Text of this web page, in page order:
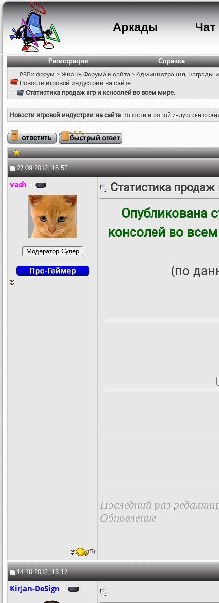
Аркады Чат
Регистрация Справка
PSPx форум >Жизнь Форума и сайта>Администрация, награды
Новости игровой индустрии на сайте
Статистика продаж игр и консолей во всем мире.
Новости игровой индустрии на сайтеНовости игровой индустрии с
22.09.2012, 15:57
vash Статистика
Опубликована
консолей во
(по
Последний раз
Обновление
(5)
14.10.2012, 13:12
KirJan-DeSign